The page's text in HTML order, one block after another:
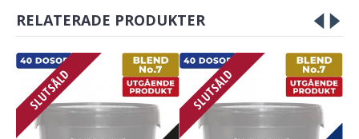
RELATERADE PRODUKTER
SLUTSÅLD SLUTSÅLD